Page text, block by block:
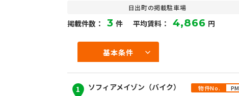
日出町の掲載駐車場
掲載件数： 3 件 平均賃料： 4,866 円
基本条件
1 ソフィアメイゾン（バイク） 物件No.